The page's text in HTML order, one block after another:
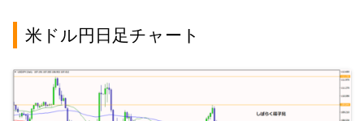
米ドル円日足チャート